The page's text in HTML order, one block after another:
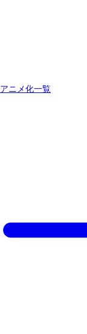
アニメ化一覧